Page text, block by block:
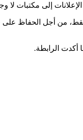
إلى مكتبات لا
فقط، من أجل الحفاظ
أكدت الرابطة.